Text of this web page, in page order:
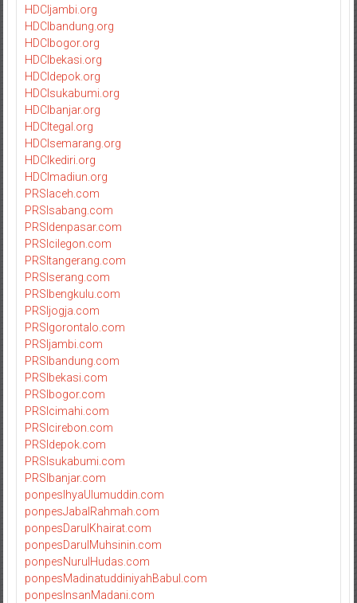
HDCIjambi.org
HDCIbandung.org
HDCIbogor.org
HDCIbekasi.org
HDCIdepok.org
HDCIsukabumi.org
HDCIbanjar.org
HDCItegal.org
HDCIsemarang.org
HDCIkediri.org
HDCImadiun.org
PRSIaceh.com
PRSIsabang.com
PRSIdenpasar.com
PRSIcilegon.com
PRSItangerang.com
PRSIserang.com
PRSIbengkulu.com
PRSIjogja.com
PRSIgorontalo.com
PRSIjambi.com
PRSIbandung.com
PRSIbekasi.com
PRSIbogor.com
PRSIcimahi.com
PRSIcirebon.com
PRSIdepok.com
PRSIsukabumi.com
PRSIbanjar.com
ponpesIhyaUlumuddin.com
ponpesJabalRahmah.com
ponpesDarulKhairat.com
ponpesDarulMuhsinin.com
ponpesNurulHudas.com
ponpesMadinatuddiniyahBabul.com
ponpesInsanMadani.com